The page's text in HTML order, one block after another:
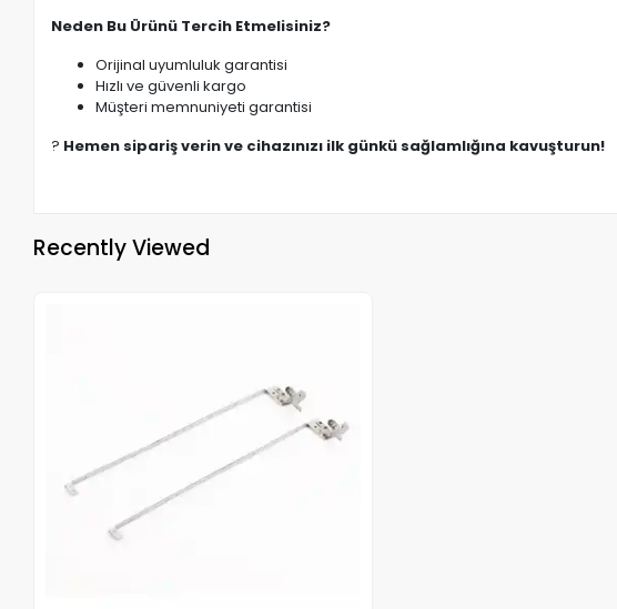
Neden Bu Ürünü Tercih Etmelisiniz?
Orijinal uyumluluk garantisi
Hızlı ve güvenli kargo
Müşteri memnuniyeti garantisi
? Hemen sipariş verin ve cihazınızı ilk günkü sağlamlığına kavuşturun!
Recently Viewed